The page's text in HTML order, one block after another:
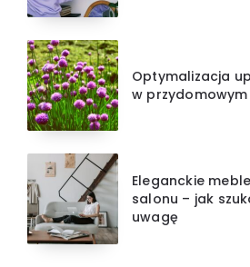
Optymalizacja
w
Eleganckie
salonu – jak
uwagę